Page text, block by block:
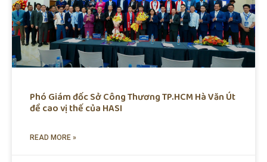
Phó Giám đốc Sở Công Thương TP.HCM Hà Văn Út
đề cao vị thế của HASI
READ MORE »